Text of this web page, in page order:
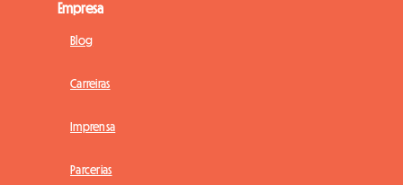
Empresa
Blog
Carreiras
Imprensa
Parcerias